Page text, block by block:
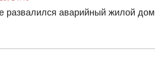
развалился аварийный жилой дом